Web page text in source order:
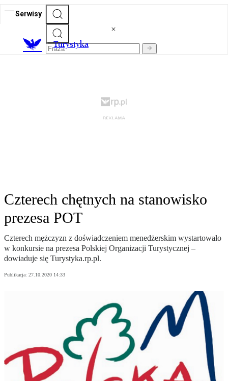
Serwisy
Turystyka
Czterech chętnych na stanowisko
prezesa POT
Czterech mężczyzn z doświadczeniem menedżerskim wystartowało
w konkursie na prezesa Polskiej Organizacji Turystycznej –
dowiaduje się Turystyka.rp.pl.
Publikacja: 27.10.2020 14:33